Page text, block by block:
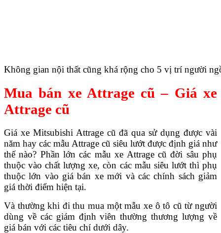
Không gian nội thất cũng khá rộng cho 5 vị trí người
Mua bán xe Attrage cũ – Giá xe
Attrage cũ
Giá xe Mitsubishi Attrage cũ đã qua sử dụng được vài
năm hay các mẫu Attrage cũ siêu lướt được định giá như
thế nào? Phần lớn các mẫu xe Attrage cũ đời sâu phụ
thuộc vào chất lượng xe, còn các mẫu siêu lướt thì phụ
thuộc lớn vào giá bán xe mới và các chính sách giảm
giá thời điểm hiện tại.
Và thường khi đi thu mua một mẫu xe ô tô cũ từ người
dùng về các giám định viên thường thương lượng về
giá bán với các tiêu chí dưới dây.